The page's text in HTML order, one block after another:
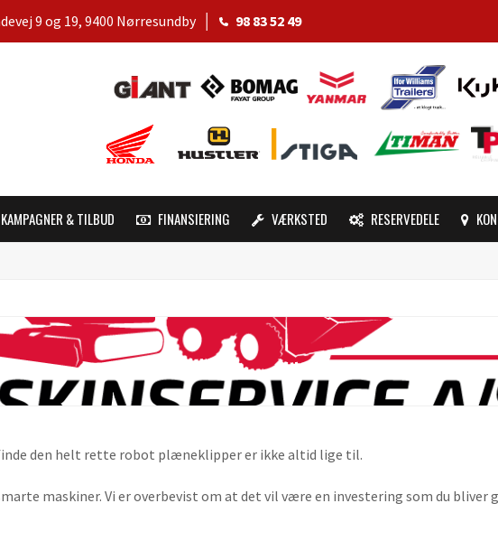
9 og 19, 9400 Nørresundby 98 83 52 49
KAMPAGNER & TILBUD FINANSIERING VÆRKSTED RESERVEDELE
den helt rette robot plæneklipper er ikke altid lige til.
maskiner. Vi er overbevist om at det vil være en investering som du bliver